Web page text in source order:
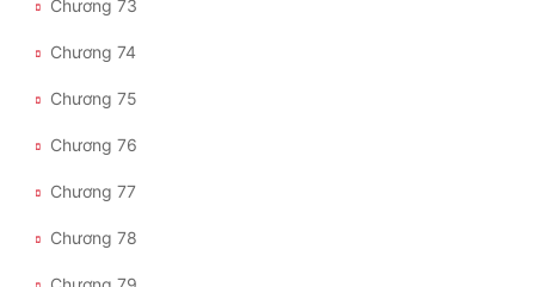
Chương 73
Chương 74
Chương 75
Chương 76
Chương 77
Chương 78